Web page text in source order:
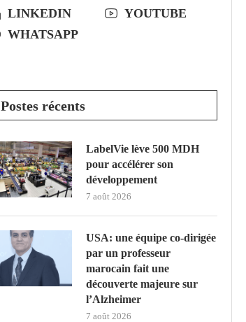
LINKEDIN
YOUTUBE
WHATSAPP
Postes récents
LabelVie lève 500 MDH
pour accélérer son
développement
7 août 2026
USA: une équipe co-dirigée
par un professeur
marocain fait une
découverte majeure sur
l’Alzheimer
7 août 2026